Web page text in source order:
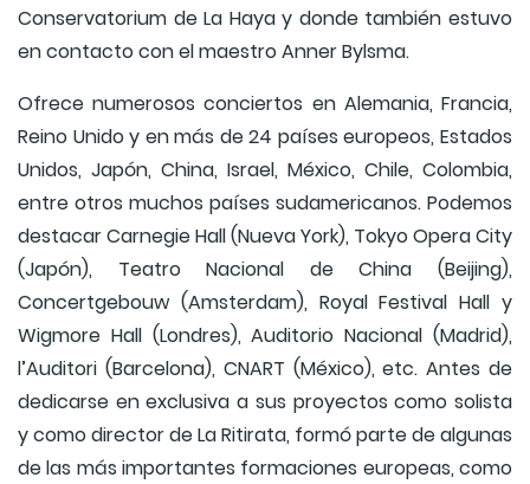
Conservatorium de La Haya y donde también estuvo
en contacto con el maestro Anner Bylsma.
Ofrece numerosos conciertos en Alemania, Francia,
Reino Unido y en más de 24 países europeos, Estados
Unidos, Japón, China, Israel, México, Chile, Colombia,
entre otros muchos países sudamericanos. Podemos
destacar Carnegie Hall (Nueva York), Tokyo Opera City
(Japón), Teatro Nacional de China (Beijing),
Concertgebouw (Amsterdam), Royal Festival Hall y
Wigmore Hall (Londres), Auditorio Nacional (Madrid),
l’Auditori (Barcelona), CNART (México), etc. Antes de
dedicarse en exclusiva a sus proyectos como solista
y como director de La Ritirata, formó parte de algunas
de las más importantes formaciones europeas, como